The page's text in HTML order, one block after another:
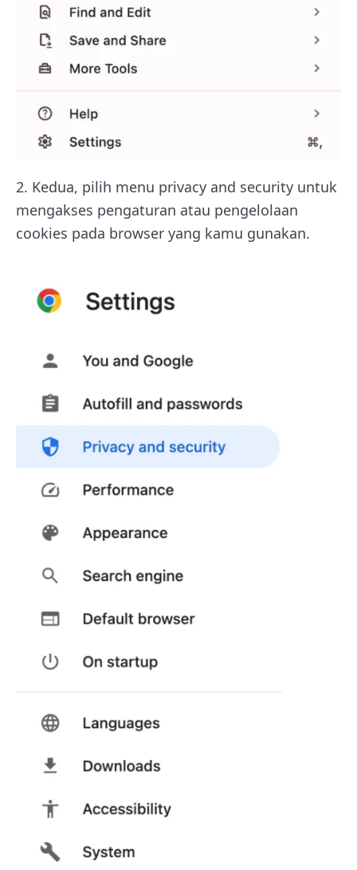
2. Kedua, pilih menu privacy and security untuk
mengakses pengaturan atau pengelolaan
cookies pada browser yang kamu gunakan.